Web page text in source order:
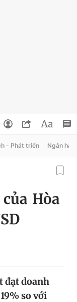
- Phát triển Ngân
Hòa
đạt doanh
so với